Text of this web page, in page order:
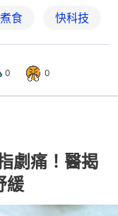
食 快科技
0 0
劇痛！醫揭
緩